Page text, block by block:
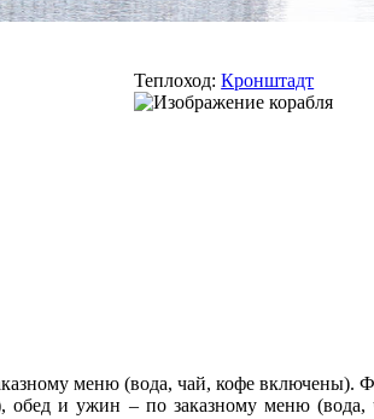
Теплоход:Кронштадт
меню (вода, чай, кофе включены).
обед и ужин – по заказному меню